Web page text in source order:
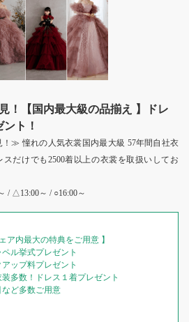
！【国内最大級の品揃え 】ドレ
ト！
≫ 憧れの人気衣裳国内最大級 57年間自社衣
スだけでも2500着以上の衣裳を取扱いしてお
/ △13:00～ / ○16:00～
ア内最大の特典をご用意 】
ペル挙式プレゼント
アップ料プレゼント
装多数！ドレス１着プレゼント
ど多数ご用意